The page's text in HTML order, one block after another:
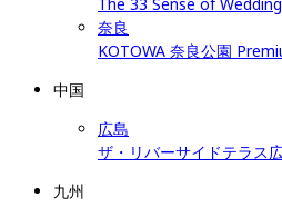
奈良
KOTOWA 奈良公園
中国
広島
ザ・リバーサイドテラス
九州